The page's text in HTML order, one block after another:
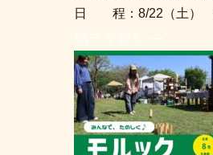
日 程：8/22（土）